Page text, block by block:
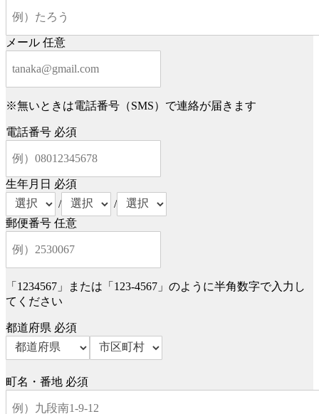
メール 任意
※無いときは電話番号（SMS）で連絡が届きます
電話番号 必須
生年月日 必須
/
/
郵便番号 任意
「1234567」または「123-4567」のように半角数字で入力し
てください
都道府県 必須
町名・番地 必須